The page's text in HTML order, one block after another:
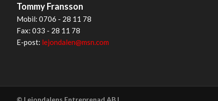
Tommy Fransson
Mobil: 0706 - 28 11 78
Fax: 033 - 28 11 78
E-post: lejondalen@msn.com
© Lejondalens Entreprenad AB |